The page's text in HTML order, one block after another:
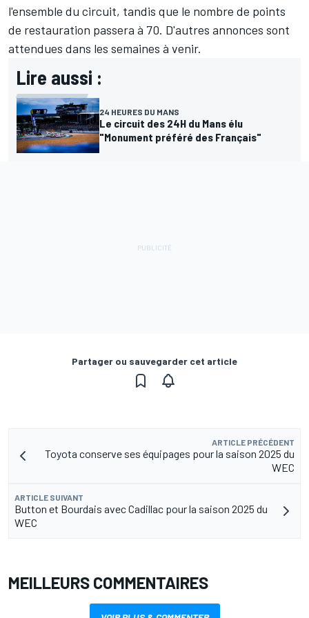
l'ensemble du circuit, tandis que le nombre de points
de restauration passera à 70. D'autres annonces sont
attendues dans les semaines à venir.
Lire aussi :
24 HEURES DU MANS
Le circuit des 24H du Mans élu
"Monument préféré des Français"
Partager ou sauvegarder cet article
ARTICLE PRÉCÉDENT
Toyota conserve ses équipages pour la saison 2025 du
WEC
ARTICLE SUIVANT
Button et Bourdais avec Cadillac pour la saison 2025 du
WEC
MEILLEURS COMMENTAIRES